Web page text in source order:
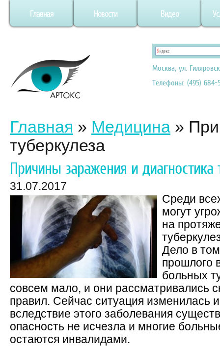
Главная Новости Видео
Москва, ул.
Телефоны: (495) 684-
Главная » Медицина »
туберкулеза
Причины заражения и диагностика
31.07.2017
Среди
могут
на
Дело в
прошлого
больных
совсем мало, и они рассматривались
правил. Сейчас ситуация изменилась
вследствие этого заболевания
опасность не исчезла и многие
остаются инвалидами.